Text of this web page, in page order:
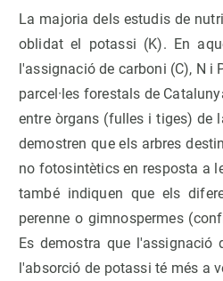
La majoria dels estudis de
oblidat el potassi (K). En
l'assignació de carboni (C), N i
parcel·les forestals de
entre òrgans (fulles i tiges) de
demostren que els arbres
no fotosintètics en resposta a
també indiquen que els
perenne o gimnospermes
Es demostra que
l'absorció de potassi té més a